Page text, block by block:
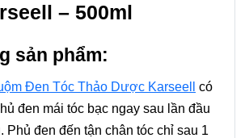
– 500ml
sản phẩm:
Đen Tóc Thảo Dược Karseell
có
đen mái tóc bạc ngay sau lần đầu
Phủ đen đến tận chân tóc chỉ sau 1